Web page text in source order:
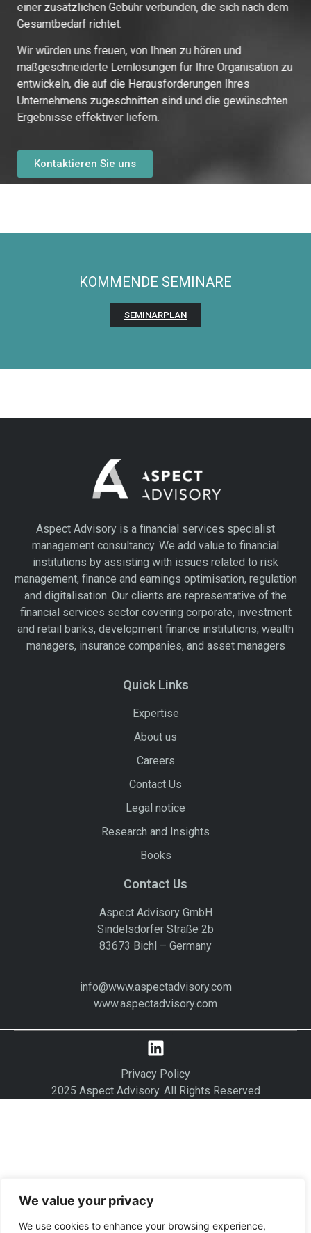
We use cookies to enhance your browsing experience,
By clicking "Accept All", you consent to our use of cookies.
einer zusätzlichen Gebühr verbunden, die sich nach dem
Gesamtbedarf richtet.
Wir würden uns freuen, von Ihnen zu hören und
maßgeschneiderte Lernlösungen für Ihre Organisation zu
entwickeln, die auf die Herausforderungen Ihres
Unternehmens zugeschnitten sind und die gewünschten
Ergebnisse effektiver liefern.
Kontaktieren Sie uns
KOMMENDE SEMINARE
SEMINARPLAN
Aspect Advisory is a financial services specialist
management consultancy. We add value to financial
institutions by assisting with issues related to risk
management, finance and earnings optimisation, regulation
and digitalisation. Our clients are representative of the
financial services sector covering corporate, investment
and retail banks, development finance institutions, wealth
managers, insurance companies, and asset managers
Quick Links
Expertise
About us
Careers
Contact Us
Legal notice
Research and Insights
Books
Contact Us
Aspect Advisory GmbH
Sindelsdorfer Straße 2b
83673 Bichl – Germany
info@www.aspectadvisory.com
www.aspectadvisory.com
Privacy Policy
2025 Aspect Advisory. All Rights Reserved